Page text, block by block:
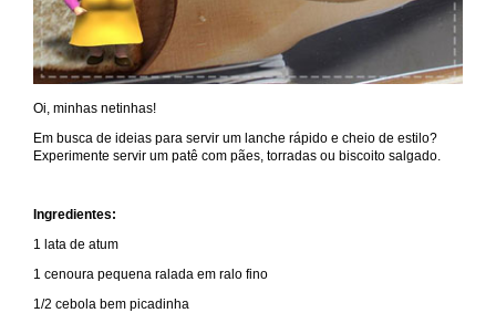
Oi, minhas netinhas!
Em busca de ideias para servir um lanche rápido e cheio de estilo?
Experimente servir um patê com pães, torradas ou biscoito salgado.
Ingredientes:
1 lata de atum
1 cenoura pequena ralada em ralo fino
1/2 cebola bem picadinha